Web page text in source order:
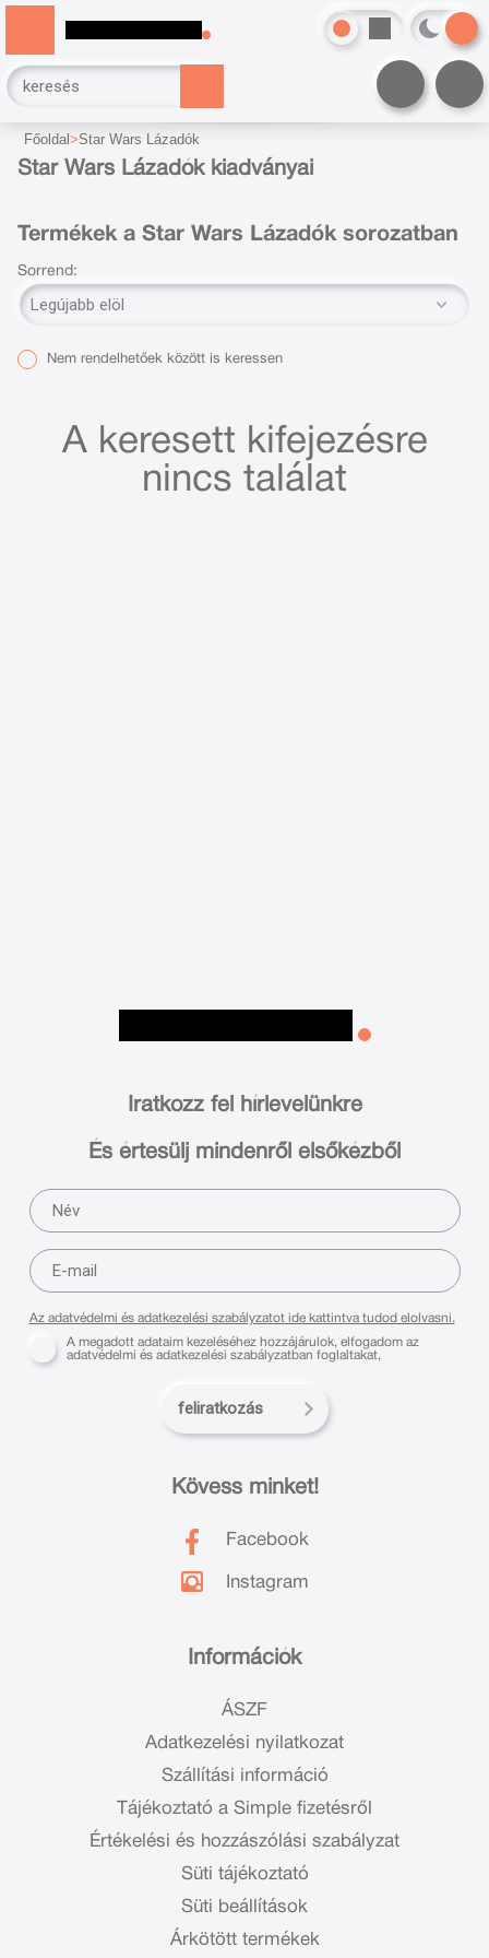
Főoldal Star Wars Lázadók
Star Wars Lázadók kiadványai
Termékek a Star Wars Lázadók sorozatban
Sorrend:
Nem rendelhetőek között is keressen
A keresett kifejezésre
nincs találat
Információk
ÁSZF
Adatkezelési nyilatkozat
Szállítási információ
Tájékoztató a Simple fizetésről
Értékelési és hozzászólási szabályzat
Süti tájékoztató
Süti beállítások
Árkötött termékek
Kövess minket!
Facebook
Instagram
Iratkozz fel hírlevelünkre
És értesülj mindenről elsőkézből
Az adatvédelmi és adatkezelési szabályzatot ide kattintva tudod elolvasni.
A megadott adataim kezeléséhez hozzájárulok, elfogadom az
adatvédelmi és adatkezelési szabályzatban foglaltakat,
feliratkozás